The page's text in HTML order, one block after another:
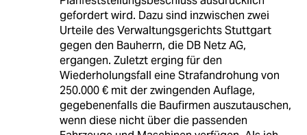
gefordert wird. Dazu sind inzwischen zwei
Urteile des Verwaltungsgerichts Stuttgart
gegen den Bauherrn, die DB Netz AG,
ergangen. Zuletzt erging für den
Wiederholungsfall eine Strafandrohung von
250.000 € mit der zwingenden Auflage,
gegebenenfalls die Baufirmen auszutauschen,
wenn diese nicht über die passenden